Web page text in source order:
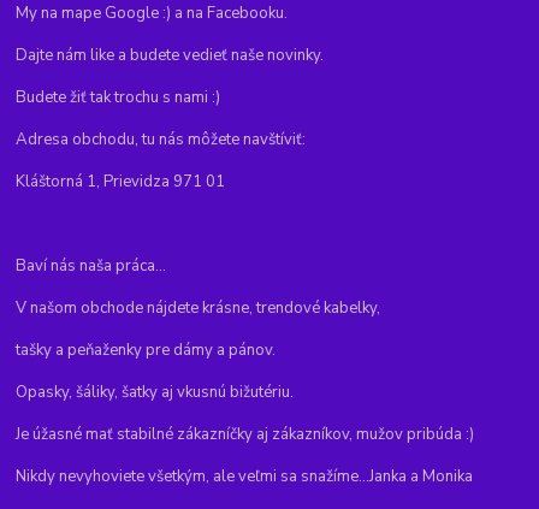
My na mape Google :) a na Facebooku.
Dajte nám like a budete vedieť naše novinky.
Budete žiť tak trochu s nami :)
Adresa obchodu, tu nás môžete navštíviť:
Kláštorná 1, Prievidza 971 01
Baví nás naša práca...
V našom obchode nájdete krásne, trendové kabelky,
tašky a peňaženky pre dámy a pánov.
Opasky, šáliky, šatky aj vkusnú bižutériu.
Je úžasné mať stabilné zákazníčky aj zákazníkov, mužov pribúda :)
Nikdy nevyhoviete všetkým, ale veľmi sa snažíme...Janka a Monika